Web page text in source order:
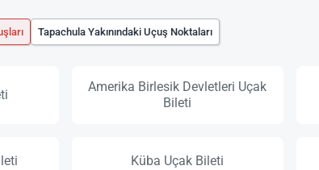
Tapachula Yakınındaki Uçuş Noktaları
Amerika Birlesik Devletleri Uçak
Bileti
Küba Uçak Bileti